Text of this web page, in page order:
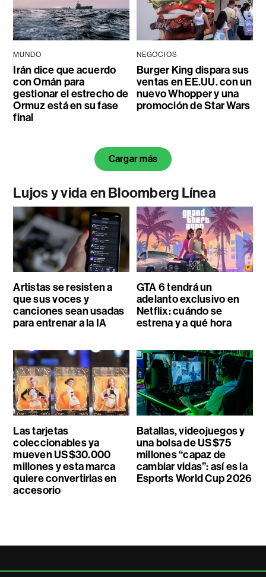
MUNDO
Irán dice que acuerdo
con Omán para
gestionar el estrecho de
Ormuz está en su fase
final
NEGOCIOS
Burger King dispara sus
ventas en EE.UU. con un
nuevo Whopper y una
promoción de Star Wars
Cargar más
Lujos y vida en Bloomberg Línea
Artistas se resisten a
que sus voces y
canciones sean usadas
para entrenar a la IA
GTA 6 tendrá un
adelanto exclusivo en
Netflix: cuándo se
estrena y a qué hora
Las tarjetas
coleccionables ya
mueven US$30.000
millones y esta marca
quiere convertirlas en
accesorio
Batallas, videojuegos y
una bolsa de US$75
millones “capaz de
cambiar vidas”: así es la
Esports World Cup 2026